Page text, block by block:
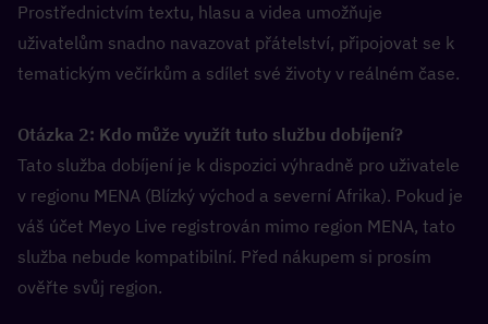
Prostřednictvím textu, hlasu a videa umožňuje
uživatelům snadno navazovat přátelství, připojovat se k
tematickým večírkům a sdílet své životy v reálném čase.
Otázka 2: Kdo může využít tuto službu dobíjení?
Tato služba dobíjení je k dispozici výhradně pro uživatele
v regionu MENA (Blízký východ a severní Afrika). Pokud je
váš účet Meyo Live registrován mimo region MENA, tato
služba nebude kompatibilní. Před nákupem si prosím
ověřte svůj region.